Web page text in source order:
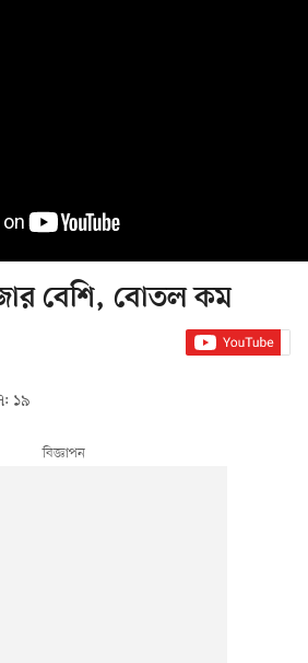
জার বেশি, বোতল কম
১৯